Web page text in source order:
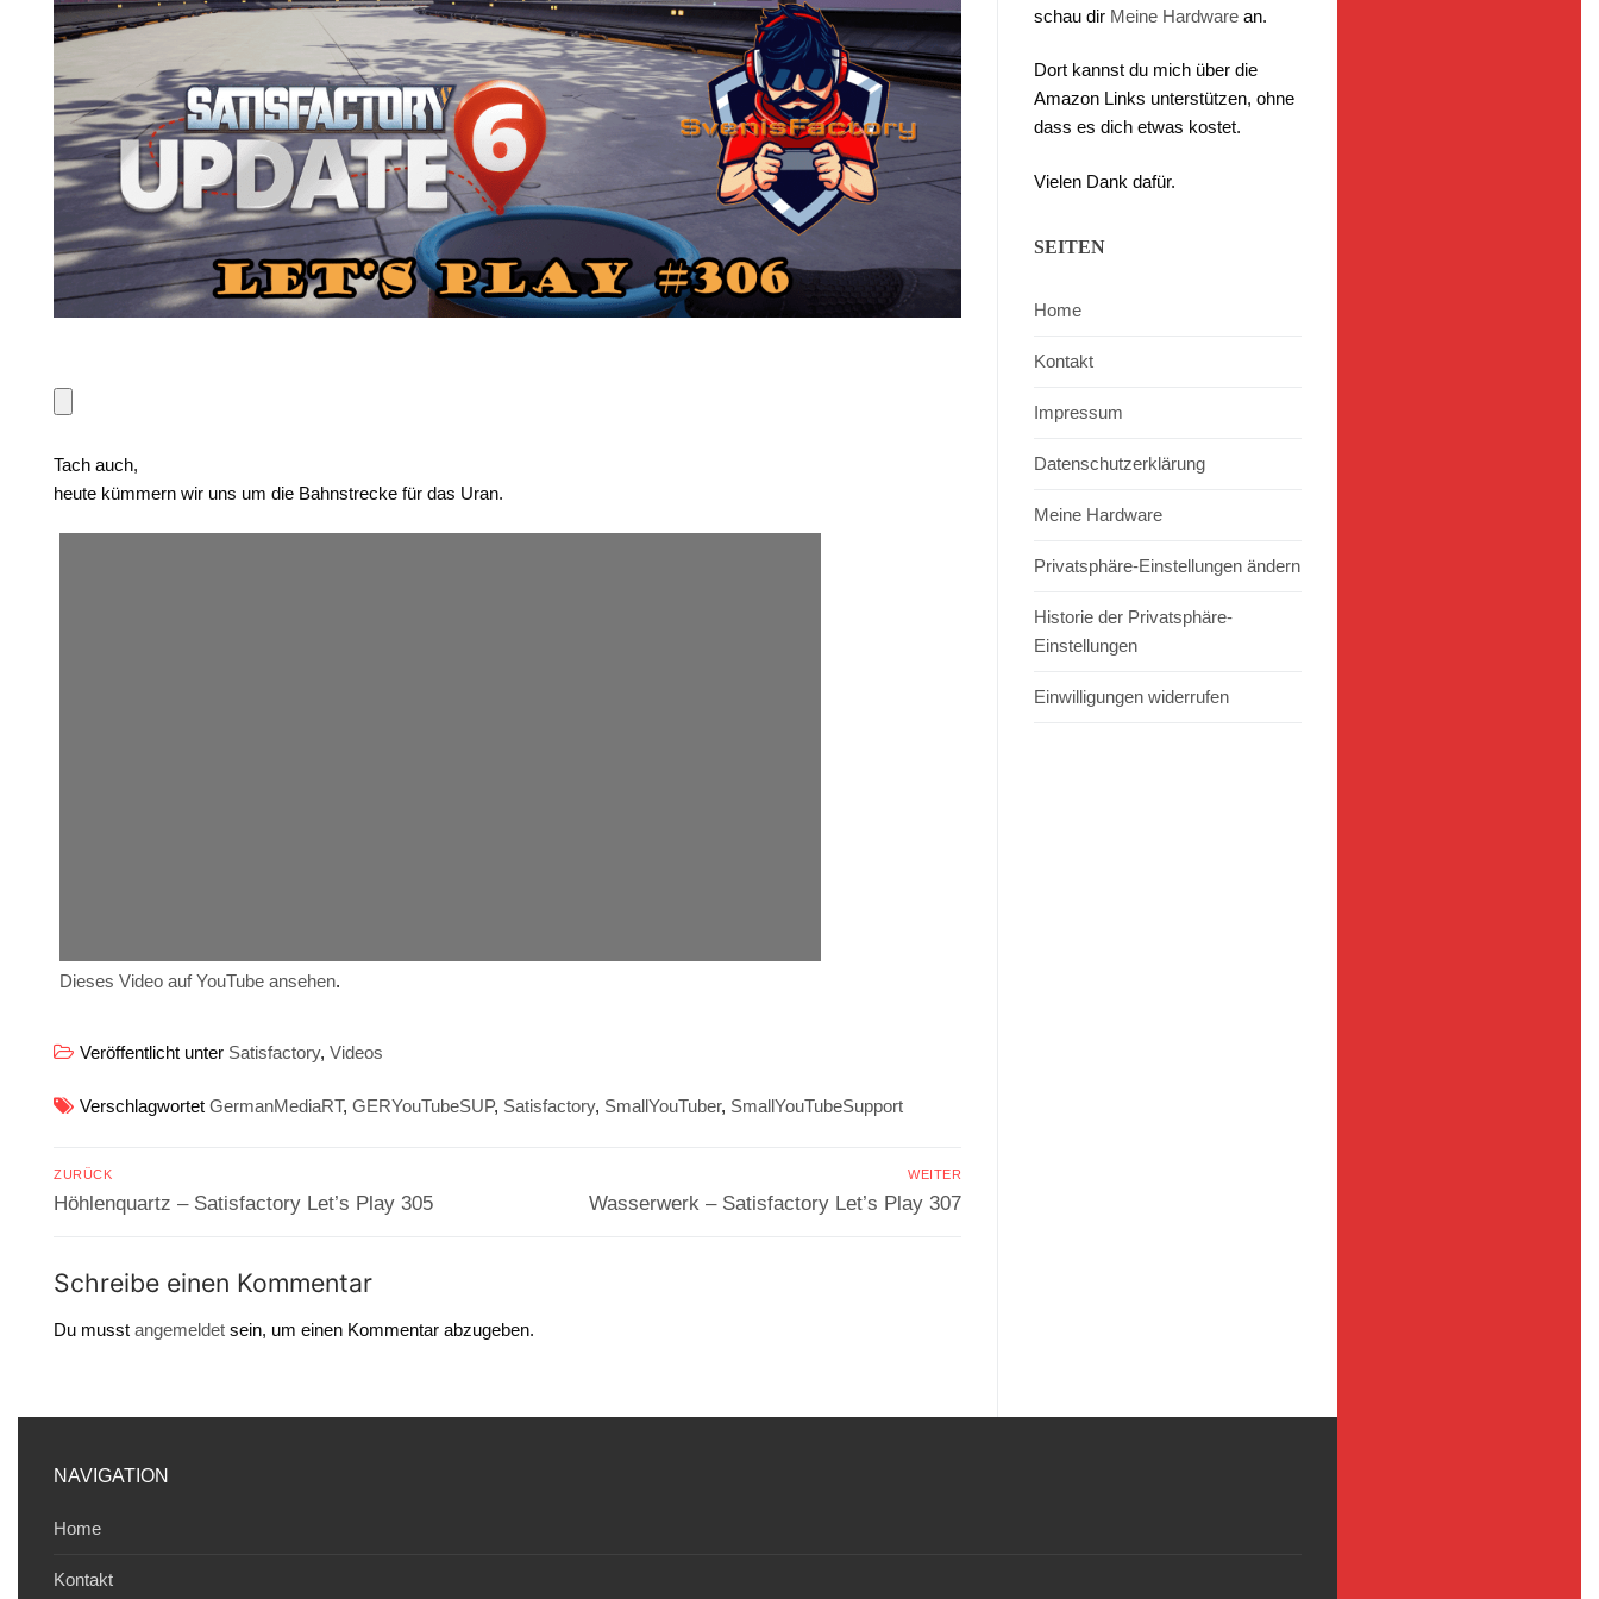
Tach auch,
heute kümmern wir uns um die Bahnstrecke für das Uran.
Dieses Video auf YouTube ansehen.
Veröffentlicht unter Satisfactory, Videos
Verschlagwortet GermanMediaRT, GERYouTubeSUP, Satisfactory, SmallYouTuber, SmallYouTubeSupport
Beitragsnavigation
ZURÜCK
Vorheriger
Höhlenquartz – Satisfactory Let’s Play 305
WEITER
Nächster
Wasserwerk – Satisfactory Let’s Play 307
Schreibe einen Kommentar
Du musst angemeldet sein, um einen Kommentar abzugeben.
schau dir Meine Hardware an.
Dort kannst du mich über die
Amazon Links unterstützen, ohne
dass es dich etwas kostet.
Vielen Dank dafür.
SEITEN
Home
Kontakt
Impressum
Datenschutzerklärung
Meine Hardware
Privatsphäre-Einstellungen ändern
Historie der Privatsphäre-
Einstellungen
Einwilligungen widerrufen
NAVIGATION
Home
Kontakt